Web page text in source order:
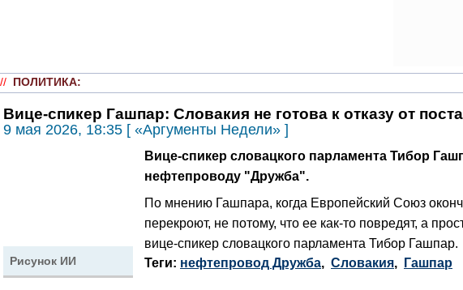
// ПОЛИТИКА:
Вице-спикер Гашпар: Словакия не готова к отказу от
9 мая 2026, 18:35 [ «Аргументы Недели» ]
Рисунок ИИ
Вице-спикер словацкого парламента Тибор
нефтепроводу "Дружба".
По мнению Гашпара, когда Европейский Союз
перекроют, не потому, что ее как-то повредят, а
вице-спикер словацкого парламента Тибор Гашпар.
Теги: нефтепровод Дружба, Словакия, Гашпар